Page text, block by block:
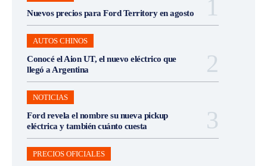
Nuevos precios para Ford Territory en agosto
AUTOS CHINOS
Conocé el Aion UT, el nuevo eléctrico que
llegó a Argentina
NOTICIAS
Ford revela el nombre su nueva pickup
eléctrica y también cuánto cuesta
PRECIOS OFICIALES